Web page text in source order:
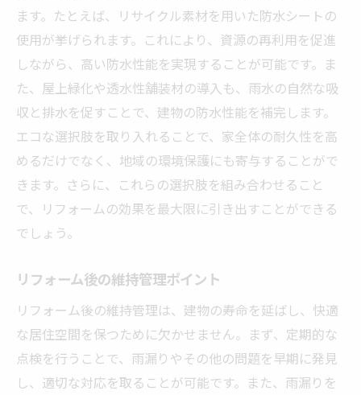
ます。たとえば、リサイクル素材を用いた防水シートの
使用が挙げられます。これにより、資源の再利用を促進
しながら、高い防水性能を実現することが可能です。ま
た、屋上緑化や透水性舗装材の導入も、雨水の自然な吸
収と排水を促すことで、建物の防水性能を補完します。
エコな選択肢を取り入れることで、家全体の耐久性を高
めるだけでなく、地域の環境保護にも寄与することがで
きます。さらに、これらの選択肢を組み合わせること
で、リフォームの効果を最大限に引き出すことができる
でしょう。
リフォーム後の維持管理ポイント
リフォーム後の維持管理は、建物の寿命を延ばし、快適
な居住空間を保つために欠かせません。まず、定期的な
点検を行うことで、雨漏りやその他の問題を早期に発見
し、適切な対応を取ることが可能です。また、雨漏りを